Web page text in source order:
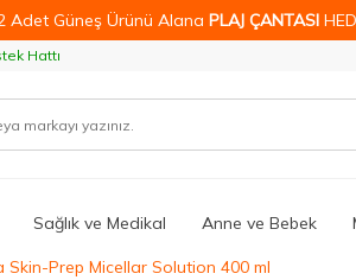
Adet Güneş Ürünü Alana PLAJ ÇANTASI
Hattı
Sağlık ve Medikal Anne ve Bebek
Skin-Prep Micellar Solution 400 ml